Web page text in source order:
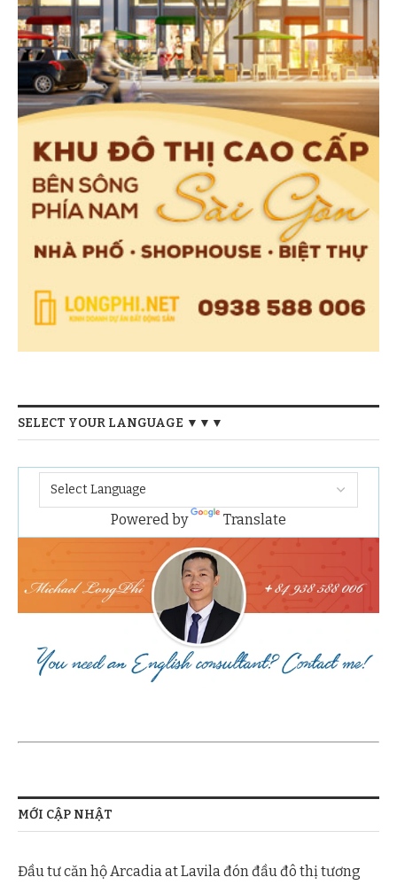
SELECT YOUR LANGUAGE ▼▼▼
Powered by Translate
MỚI CẬP NHẬT
Đầu tư căn hộ Arcadia at Lavila đón đầu đô thị tương